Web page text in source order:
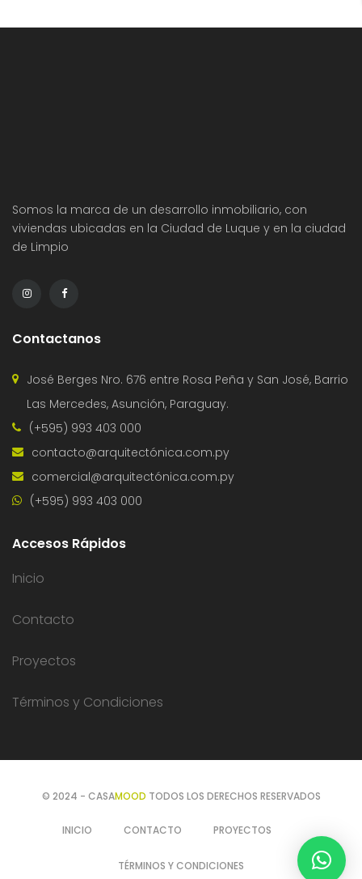
Somos la marca de un desarrollo inmobiliario, con
viviendas ubicadas en la Ciudad de Luque y en la ciudad
de Limpio
Contactanos
José Berges Nro. 676 entre Rosa Peña y San José, Barrio
Las Mercedes, Asunción, Paraguay.
(+595) 993 403 000
contacto@arquitectónica.com.py
comercial@arquitectónica.com.py
(+595) 993 403 000
Accesos Rápidos
Inicio
Contacto
Proyectos
Términos y Condiciones
© 2024 - CASAMOOD TODOS LOS DERECHOS RESERVADOS
INICIO CONTACTO PROYECTOS
TÉRMINOS Y CONDICIONES